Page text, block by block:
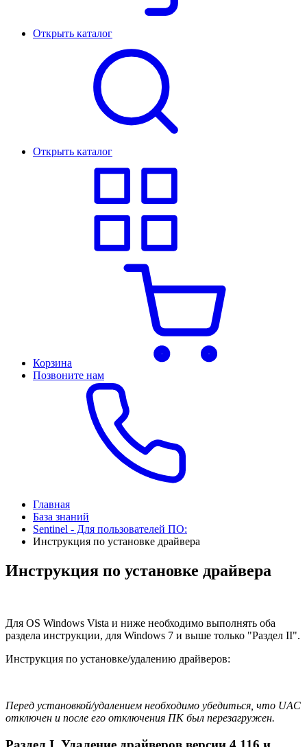
Открыть каталог
Открыть каталог
Корзина
Позвоните нам
Главная
База знаний
Sentinel - Для пользователей ПО:
Инструкция по установке драйвера
Инструкция по установке драйвера
Для OS Windows Vista и ниже необходимо выполнять оба
раздела инструкции, для Windows 7 и выше только "Раздел II".
Инструкция по установке/удалению драйверов:
Перед установкой/удалением необходимо убедиться, что UAC
отключен и после его отключения ПК был перезагружен.